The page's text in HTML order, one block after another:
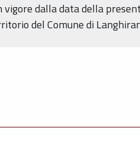
vigore dalla data della
del Comune di